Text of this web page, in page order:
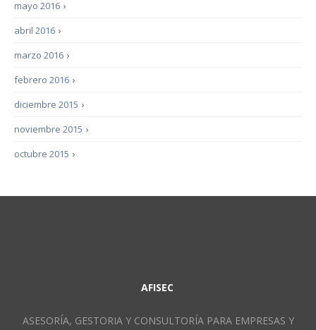
›
mayo 2016
›
abril 2016
›
marzo 2016
›
febrero 2016
›
diciembre 2015
›
noviembre 2015
›
octubre 2015
AFISEC
ASESORÍA, GESTORIA Y CONSULTORÍA PARA EMPRESAS Y